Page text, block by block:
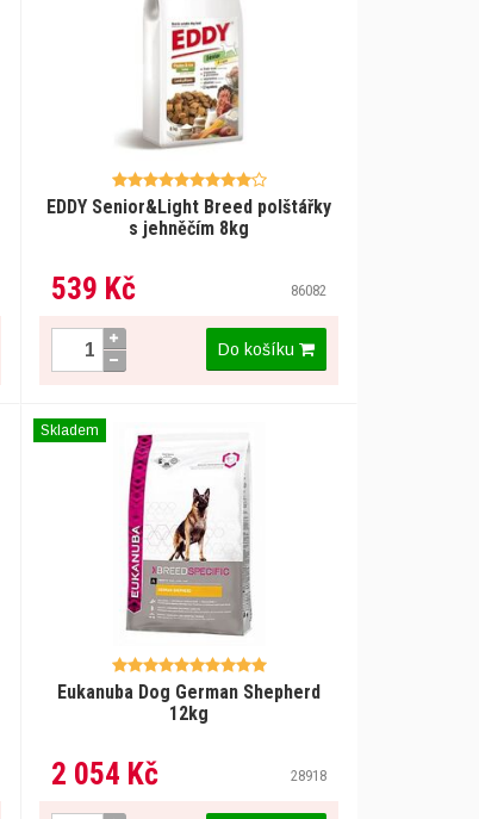
EDDY Senior&Light Breed polštářky
s jehněčím 8kg
539 Kč 86082
Do košíku
Eukanuba Dog German Shepherd
12kg
2 054 Kč 28918
Skladem